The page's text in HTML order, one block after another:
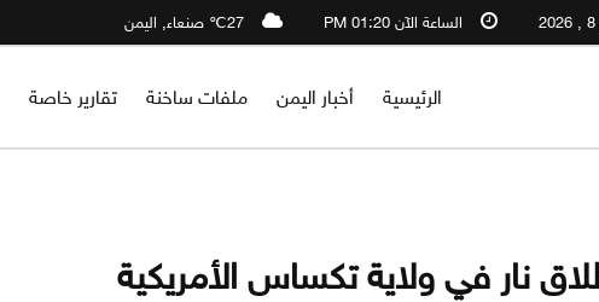
الساعة الآن 01:20 PM 27℃ صنعاء, اليمن
الرئيسية أخبار اليمن ملفات ساخنة تقارير خاصة